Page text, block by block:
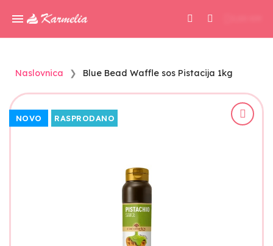
Naslovnica Blue Bead Waffle sos Pistacija 1kg
NOVO RASPRODANO